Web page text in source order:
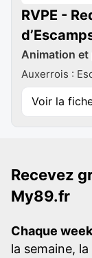
RVPE -
Animation et
Auxerrois :
Voir la
Recevez
My89.fr
Chaque
la semaine,